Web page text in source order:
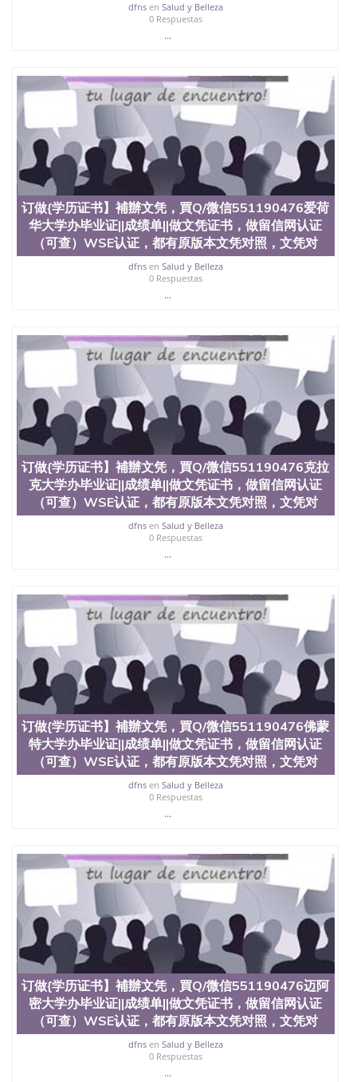
6、客户确认收到结果，付余款。 我们对海外大学及
镭射，紫外荧光，温感，复印防伪）都有原版本文凭
对照。质量得到了广大海外客户群体的认可，同时和
海外学校留学中介， 同时能做到与时俱进，及时掌握
各大院校的（毕业证，成绩单，资格证，学生卡，结
业证，录取通知书，在读证明等相关材料）的版本更
新信息， 能够在时间掌握的海外学历文凭的样版，尺
寸大小，纸张材质，防伪技术等等，并在时间收集到
原版实物，以求达到客户的需求。 我们的优势： 我
们在保证合理定价的同时，坚持较高性价比，通过品
质和效率不断优化，为您倾情诠释什么是高性价比。
咨询顾问：Sam q/微信:551190476 Q/微
信:551190476办理毕业证成绩单、教育部认证,录取通
知书，雅思，留学回国证明.
公司专业制作、办理、仿制、成绩单文凭、改成绩、
教育部学历学位认证、毕业证、成绩单、文凭、学历
证认证、留服认证、使馆认证、使馆证明、使馆留学
回国人员证明、留学生认证、学历认证、文凭认证学
位认证、留学生学历认证、留学生学位认证、英国文
凭学历、美国文凭学历、澳洲文凭学历、加拿大文凭
学历、新西兰学历认证等q:551190476 微信：
551190476 圣何塞州立大学毕业证（San Jose State
University）圣何塞州立大学毕业证（San Jose State
University）圣何塞州立大学毕业证（San Jose State
University）圣何塞州立大学成绩单（San Jose State
University）圣何塞州立大学成绩单（ San Jose State
University）圣何塞州立大学成绩单（San Jose State
University）成绩单圣何塞州立大学文凭（San Jose
State University）圣何塞州立大学（San Jose State
University）圣何塞州立大学（San Jose State
University）圣何塞州立大学（ San Jose State
University）圣何塞州立大学文凭（San Jose State
University）文凭圣何塞州立大学文凭（San Jose
State University）圣何塞州立大学学历（ San Jose
State University）圣何塞州立大学学历（San Jose
State University）圣何塞州立大学学历（San Jose
State University）圣 塞州立大学学历（San Jose
State University）圣何塞州立大学（San Jose State
University）圣何塞州立大学（San Jose State
University）圣何塞州立大学（San Jose State
University）圣何塞州立大学（San Jose State
University）圣何塞州立大学学位证（San Jose State
University）圣何塞州立大学学位证（San Jose State
University）圣何塞州立大学学位证（San Jose State
University）圣何塞州立大学（San Jose State
University）圣何塞州立大学（San Jose State
University）圣何塞州立大学学位证（San Jose State
University）圣何塞州立大学学位证（San Jose State
University）圣何塞州立大学结业证（San Jose State
University）圣何塞州立大学结业证（San Jose State
University）圣何塞州立大学结业证（San Jose State
University）圣何塞州立大学学位证（San Jose State
University）圣何塞州立大学学位证（San Jose State
University）圣何塞州立大学学历证书（San Jose
State University）圣何塞州立大学学历证书（San
Jose State University）圣何塞州立大学学历证书
（San Jose State University）澳洲读书未毕业找人做
文凭学位qq微信551190476澳洲读CQU中央昆士兰大
学学历 绩单购买学位证书/澳洲读本科硕士做文凭/购
买澳洲大学毕业证成绩单假文凭学历
offieUniversityofSouthernQueensland 澳洲读书未毕
dfnsen Salud y Belleza
0 Respuestas
...
订做{学历证书】補辦文凭，買Q/微信551190476爱荷
华大学办毕业证||成绩单||做文凭证书，做留信网认证
（可查）WSE认证，都有原版本文凭对照，文凭对
dfnsen Salud y Belleza
0 Respuestas
...
订做{学历证书】補辦文凭，買Q/微信551190476克拉
克大学办毕业证||成绩单||做文凭证书，做留信网认证
（可查）WSE认证，都有原版本文凭对照，文凭对
dfnsen Salud y Belleza
0 Respuestas
...
订做{学历证书】補辦文凭，買Q/微信551190476佛蒙
特大学办毕业证||成绩单||做文凭证书，做留信网认证
（可查）WSE认证，都有原版本文凭对照，文凭对
dfnsen Salud y Belleza
0 Respuestas
...
订做{学历证书】補辦文凭，買Q/微信551190476迈阿
密大学办毕业证||成绩单||做文凭证书，做留信网认证
（可查）WSE认证，都有原版本文凭对照，文凭对
dfnsen Salud y Belleza
0 Respuestas
...